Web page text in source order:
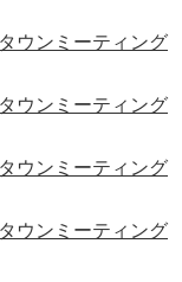
ウンミーティング
ウンミーティング
ウンミーティング
ウンミーティング